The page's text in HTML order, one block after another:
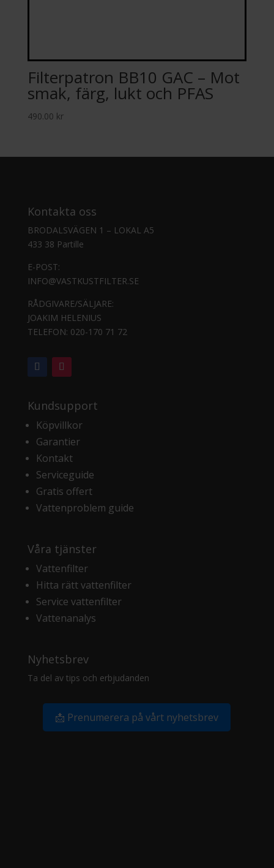
Filterpatron BB10 GAC – Mot
smak, färg, lukt och PFAS
490.00 kr
Kontakta oss
BRODALSVÄGEN 1 – LOKAL A5
433 38 Partille
E-POST:
INFO@VASTKUSTFILTER.SE
RÅDGIVARE/SÄLJARE:
JOAKIM HELENIUS
TELEFON: 020-170 71 72
Kundsupport
Köpvillkor
Garantier
Kontakt
Serviceguide
Gratis offert
Vattenproblem guide
Våra tjänster
Vattenfilter
Hitta rätt vattenfilter
Service vattenfilter
Vattenanalys
Nyhetsbrev
Ta del av tips och erbjudanden
📩 Prenumerera på vårt nyhetsbrev